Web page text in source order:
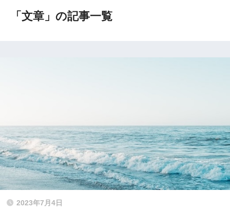
「文章」の記事一覧
2023年7月4日